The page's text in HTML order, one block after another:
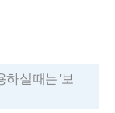
하실 때는 '보